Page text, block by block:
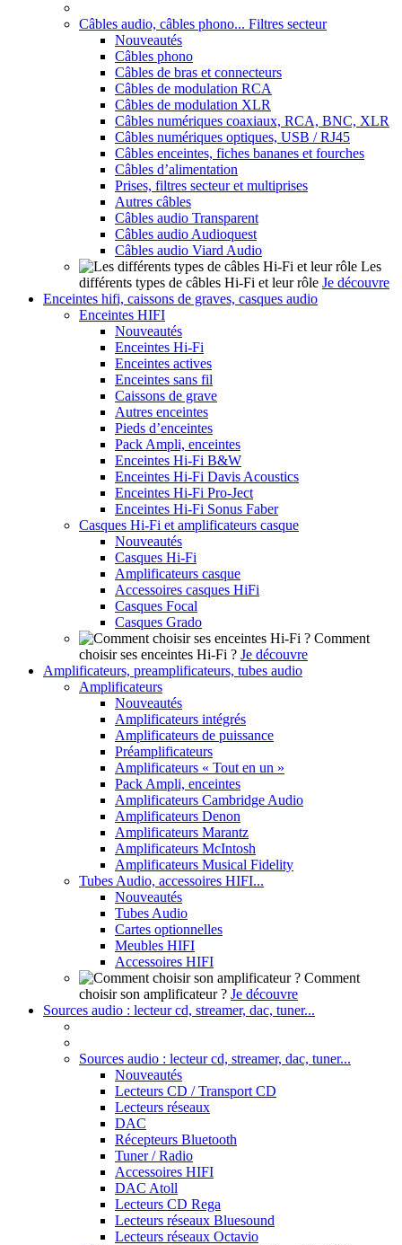
Câbles audio, câbles phono... Filtres secteur
Nouveautés
Câbles phono
Câbles de bras et connecteurs
Câbles de modulation RCA
Câbles de modulation XLR
Câbles numériques coaxiaux, RCA, BNC, XLR
Câbles numériques optiques, USB / RJ45
Câbles enceintes, fiches bananes et fourches
Câbles d’alimentation
Prises, filtres secteur et multiprises
Autres câbles
Câbles audio Transparent
Câbles audio Audioquest
Câbles audio Viard Audio
Les
différents types de câbles Hi-Fi et leur rôle Je découvre
Enceintes hifi, caissons de graves, casques audio
Enceintes HIFI
Nouveautés
Enceintes Hi-Fi
Enceintes actives
Enceintes sans fil
Caissons de grave
Autres enceintes
Pieds d’enceintes
Pack Ampli, enceintes
Enceintes Hi-Fi B&W
Enceintes Hi-Fi Davis Acoustics
Enceintes Hi-Fi Pro-Ject
Enceintes Hi-Fi Sonus Faber
Casques Hi-Fi et amplificateurs casque
Nouveautés
Casques Hi-Fi
Amplificateurs casque
Accessoires casques HiFi
Casques Focal
Casques Grado
Comment
choisir ses enceintes Hi-Fi ? Je découvre
Amplificateurs, preamplificateurs, tubes audio
Amplificateurs
Nouveautés
Amplificateurs intégrés
Amplificateurs de puissance
Préamplificateurs
Amplificateurs « Tout en un »
Pack Ampli, enceintes
Amplificateurs Cambridge Audio
Amplificateurs Denon
Amplificateurs Marantz
Amplificateurs McIntosh
Amplificateurs Musical Fidelity
Tubes Audio, accessoires HIFI...
Nouveautés
Tubes Audio
Cartes optionnelles
Meubles HIFI
Accessoires HIFI
Comment
choisir son amplificateur ? Je découvre
Sources audio : lecteur cd, streamer, dac, tuner...
Sources audio : lecteur cd, streamer, dac, tuner...
Nouveautés
Lecteurs CD / Transport CD
Lecteurs réseaux
DAC
Récepteurs Bluetooth
Tuner / Radio
Accessoires HIFI
DAC Atoll
Lecteurs CD Rega
Lecteurs réseaux Bluesound
Lecteurs réseaux Octavio